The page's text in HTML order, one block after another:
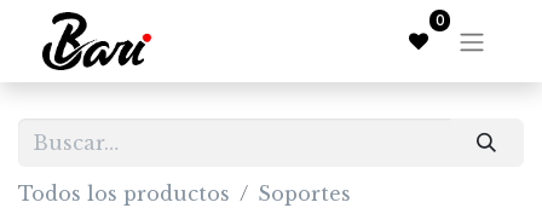
0
Todos los productos
Soportes